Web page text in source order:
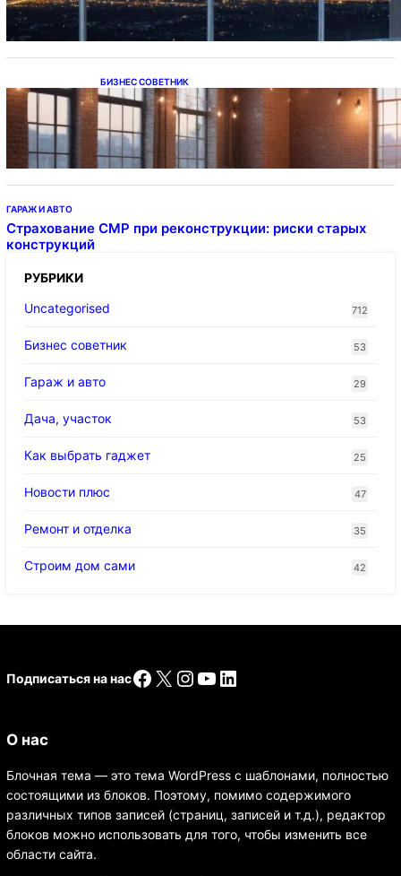
БИЗНЕС СОВЕТНИК
Подвесные светодиодные светильники на
тросе
ГАРАЖ И АВТО
Страхование СМР при реконструкции: риски старых
конструкций
РУБРИКИ
Uncategorised
712
Бизнес советник 53
Гараж и авто 29
Дача, участок 53
Как выбрать гаджет 25
Новости плюс 47
Ремонт и отделка 35
Строим дом сами 42
Подписаться на насFacebook
X Instagram
YouTube
LinkedIn
О нас
Блочная тема — это тема WordPress с шаблонами, полностью
состоящими из блоков. Поэтому, помимо содержимого
различных типов записей (страниц, записей и т.д.), редактор
блоков можно использовать для того, чтобы изменить все
области сайта.